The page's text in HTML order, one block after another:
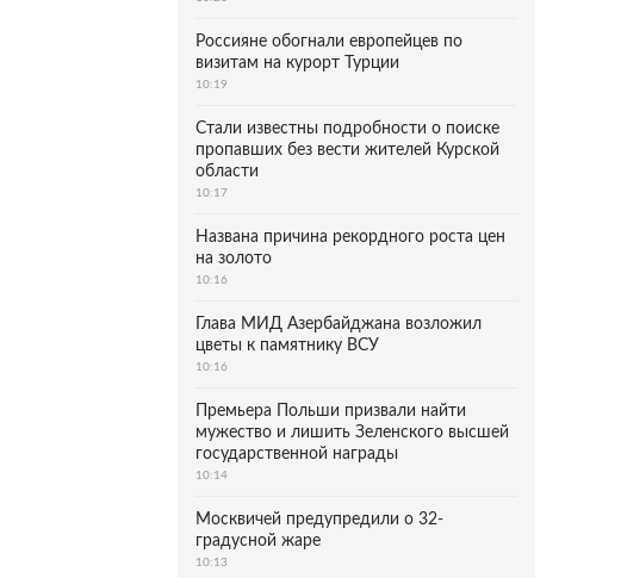
Россияне обогнали европейцев по
визитам на курорт Турции
10:19
Стали известны подробности о поиске
пропавших без вести жителей Курской
области
10:17
Названа причина рекордного роста цен
на золото
10:16
Глава МИД Азербайджана возложил
цветы к памятнику ВСУ
10:16
Премьера Польши призвали найти
мужество и лишить Зеленского высшей
государственной награды
10:14
Москвичей предупредили о 32-
градусной жаре
10:13